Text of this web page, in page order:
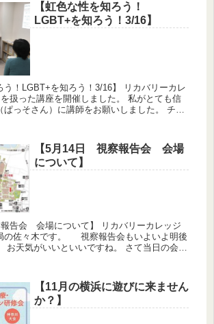
【虹色な性を知ろう！
LGBT+を知ろう！3/16】
う！LGBT+を知ろう！3/16】 リカバリーカレ
扱った講座を開催しました。 私がとても信
ぱっそさん）に講師をお願いしました。 チェ
【5月14日 視察報告会 会場
について】
告会 会場について】 リカバリーカレッジ
佐々木です。 視察報告会もいよいよ明後
お天気がいいといいですね。 さて当日の会場
【11月の横浜に遊びに来ません
か？】